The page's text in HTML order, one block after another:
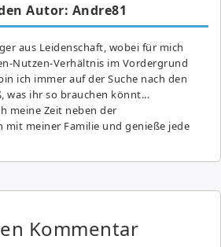
Autor: Andre81
aus Leidenschaft, wobei für mich
Nutzen-Verhältnis im Vordergrund
ich immer auf der Suche nach den
was ihr so brauchen könnt...
meine Zeit neben der
mit meiner Familie und genieße jede
Kommentar